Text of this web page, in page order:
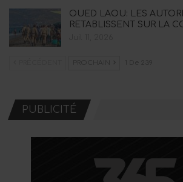
OUED LAOU: LES
RETABLISSENT SUR LA
PROCHAIN 1 De 239
PUBLICITÉ